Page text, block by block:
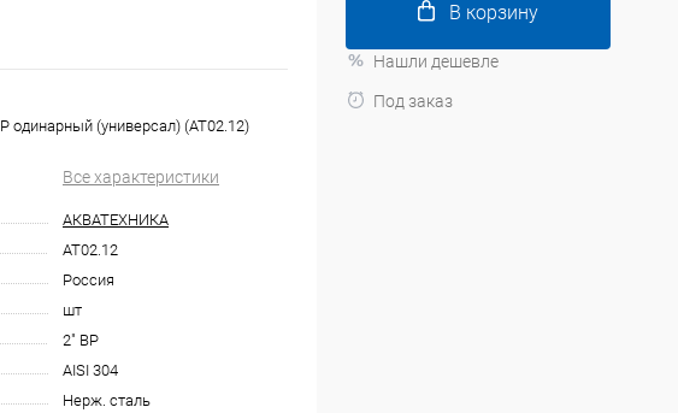
(универсал) (AT02.12)
Все характеристики
АКВАТЕХНИКА
AT02.12
Россия
шт
2" ВР
AISI 304
Нерж. сталь
В корзину
Нашли дешевле
Под заказ